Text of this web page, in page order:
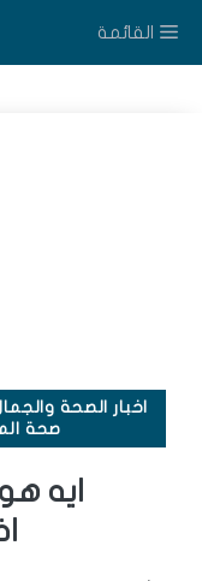
القائمة
اخبار الصحة
صحة
ايه